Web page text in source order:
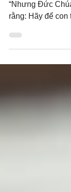
Lu-ca 18:15-17
rằng: Hãy để con
cấm; vì Nước